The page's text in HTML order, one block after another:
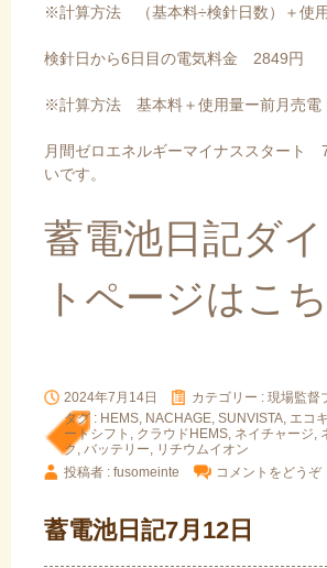
※計算方法 （基本料÷検針日数）＋使
検針日から6日目の電気料金 2849円
※計算方法 基本料＋使用量ー前月売電
月間ゼロエネルギーマイナススタート
いです。
蓄電池日記ダ
トページはこ
2024年7月14日 カテゴリー : 現場監督
タグ : HEMS, NACHAGE, SUNVISTA, エコ
ートシフト , クラウドHEMS, ネイチャージ,
ク, バッテリー, リチウムイオン
投稿者 : fusomeinte
コメントをどうぞ
蓄電池日記7月12日